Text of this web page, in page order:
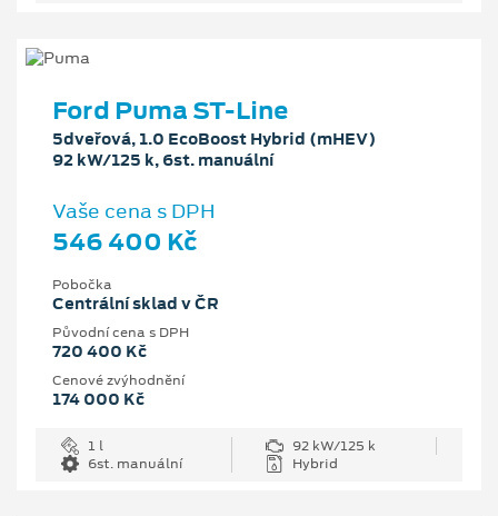
Ford Puma ST-Line
5dveřová, 1.0 EcoBoost Hybrid (mHEV)
92 kW/125 k, 6st. manuální
Vaše cena s DPH
546 400 Kč
Pobočka
Centrální sklad v ČR
Původní cena s DPH
720 400 Kč
Cenové zvýhodnění
174 000 Kč
1 l
92 kW/125 k
6st. manuální
Hybrid